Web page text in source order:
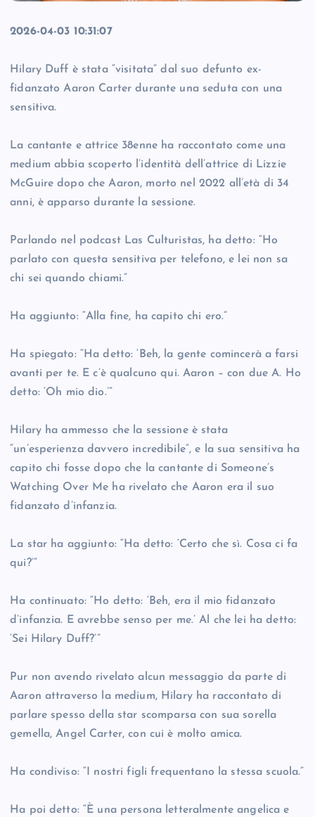
2026-04-03 10:31:07
Hilary Duff è stata “visitata” dal suo defunto ex-
fidanzato Aaron Carter durante una seduta con una
sensitiva.
La cantante e attrice 38enne ha raccontato come una
medium abbia scoperto l’identità dell’attrice di Lizzie
McGuire dopo che Aaron, morto nel 2022 all’età di 34
anni, è apparso durante la sessione.
Parlando nel podcast Las Culturistas, ha detto: “Ho
parlato con questa sensitiva per telefono, e lei non sa
chi sei quando chiami.”
Ha aggiunto: “Alla fine, ha capito chi ero.”
Ha spiegato: “Ha detto: ‘Beh, la gente comincerà a farsi
avanti per te. E c’è qualcuno qui. Aaron – con due A. Ho
detto: ‘Oh mio dio.’”
Hilary ha ammesso che la sessione è stata
“un’esperienza davvero incredibile”, e la sua sensitiva ha
capito chi fosse dopo che la cantante di Someone’s
Watching Over Me ha rivelato che Aaron era il suo
fidanzato d’infanzia.
La star ha aggiunto: “Ha detto: ‘Certo che sì. Cosa ci fa
qui?’”
Ha continuato: “Ho detto: ‘Beh, era il mio fidanzato
d’infanzia. E avrebbe senso per me.’ Al che lei ha detto:
‘Sei Hilary Duff?’”
Pur non avendo rivelato alcun messaggio da parte di
Aaron attraverso la medium, Hilary ha raccontato di
parlare spesso della star scomparsa con sua sorella
gemella, Angel Carter, con cui è molto amica.
Ha condiviso: “I nostri figli frequentano la stessa scuola.”
Ha poi detto: “È una persona letteralmente angelica e